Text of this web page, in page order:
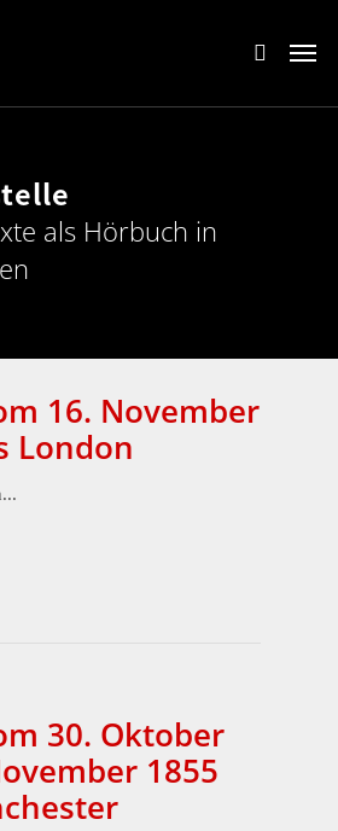
als Hörbuch in
16. November
London
30. Oktober
1855